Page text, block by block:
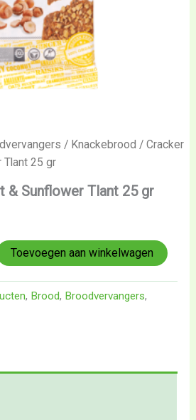
/ Knackebrood / Cracker
Tlant 25 gr
& Sunflower Tlant 25 gr
Toevoegen aan winkelwagen
, Brood, Broodvervangers,